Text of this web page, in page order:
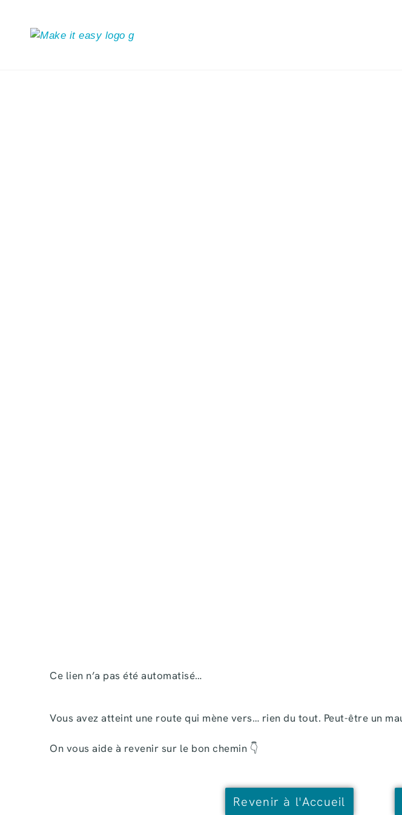
Ce lien n’a pas été automatisé…
Vous avez atteint une route qui mène vers… rien du tout. Peut-être un
On vous aide à revenir sur le bon chemin 👇
Revenir à l'Accueil